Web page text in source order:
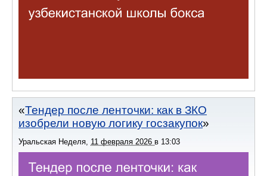
Тендер после ленточки: как в ЗКО
изобрели новую логику госзакупок
Уральская Неделя, 11 февраля 2026 в 13:03